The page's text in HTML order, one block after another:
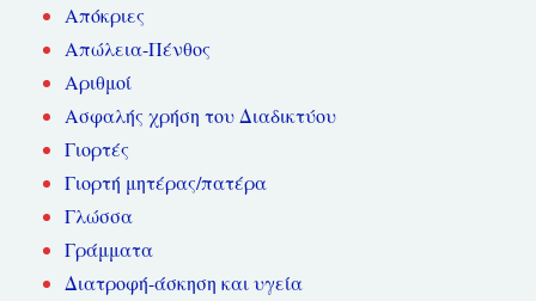
Απόκριες
Απώλεια-Πένθος
Αριθμοί
Ασφαλής χρήση του Διαδικτύου
Γιορτές
Γιορτή μητέρας/πατέρα
Γλώσσα
Γράμματα
Διατροφή-άσκηση και υγεία